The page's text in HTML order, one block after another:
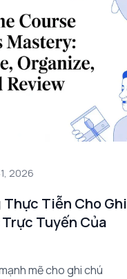
2026
Tiễn Cho Ghi
Tuyến Của
mẽ cho ghi chú